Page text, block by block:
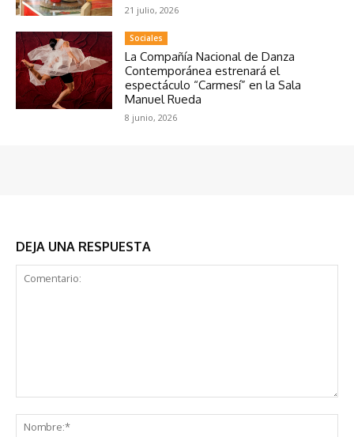
21 julio, 2026
Sociales
La Compañía Nacional de Danza
Contemporánea estrenará el
espectáculo “Carmesí” en la Sala
Manuel Rueda
8 junio, 2026
DEJA UNA RESPUESTA